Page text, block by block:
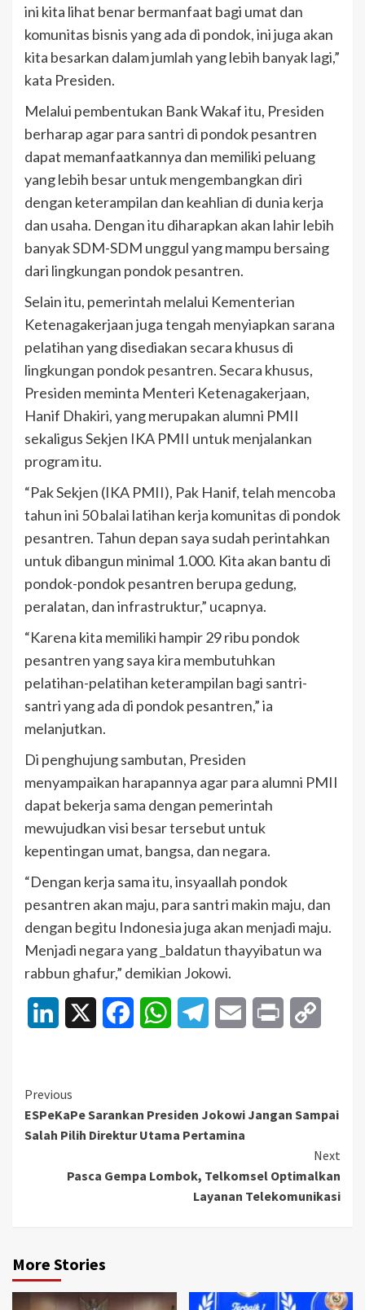
ini kita lihat benar bermanfaat bagi umat dan
komunitas bisnis yang ada di pondok, ini juga akan
kita besarkan dalam jumlah yang lebih banyak lagi,”
kata Presiden.
Melalui pembentukan Bank Wakaf itu, Presiden
berharap agar para santri di pondok pesantren
dapat memanfaatkannya dan memiliki peluang
yang lebih besar untuk mengembangkan diri
dengan keterampilan dan keahlian di dunia kerja
dan usaha. Dengan itu diharapkan akan lahir lebih
banyak SDM-SDM unggul yang mampu bersaing
dari lingkungan pondok pesantren.
Selain itu, pemerintah melalui Kementerian
Ketenagakerjaan juga tengah menyiapkan sarana
pelatihan yang disediakan secara khusus di
lingkungan pondok pesantren. Secara khusus,
Presiden meminta Menteri Ketenagakerjaan,
Hanif Dhakiri, yang merupakan alumni PMII
sekaligus Sekjen IKA PMII untuk menjalankan
program itu.
“Pak Sekjen (IKA PMII), Pak Hanif, telah mencoba
tahun ini 50 balai latihan kerja komunitas di pondok
pesantren. Tahun depan saya sudah perintahkan
untuk dibangun minimal 1.000. Kita akan bantu di
pondok-pondok pesantren berupa gedung,
peralatan, dan infrastruktur,” ucapnya.
“Karena kita memiliki hampir 29 ribu pondok
pesantren yang saya kira membutuhkan
pelatihan-pelatihan keterampilan bagi santri-
santri yang ada di pondok pesantren,” ia
melanjutkan.
Di penghujung sambutan, Presiden
menyampaikan harapannya agar para alumni PMII
dapat bekerja sama dengan pemerintah
mewujudkan visi besar tersebut untuk
kepentingan umat, bangsa, dan negara.
“Dengan kerja sama itu, insyaallah pondok
pesantren akan maju, para santri makin maju, dan
dengan begitu Indonesia juga akan menjadi maju.
Menjadi negara yang _baldatun thayyibatun wa
rabbun ghafur,” demikian Jokowi.
LinkedIn FacebookWhatsAppTelegramEmail Print
Continue
Reading
Previous
ESPeKaPe Sarankan Presiden Jokowi Jangan Sampai
Salah Pilih Direktur Utama Pertamina
Next
Pasca Gempa Lombok, Telkomsel Optimalkan
Layanan Telekomunikasi
More Stories